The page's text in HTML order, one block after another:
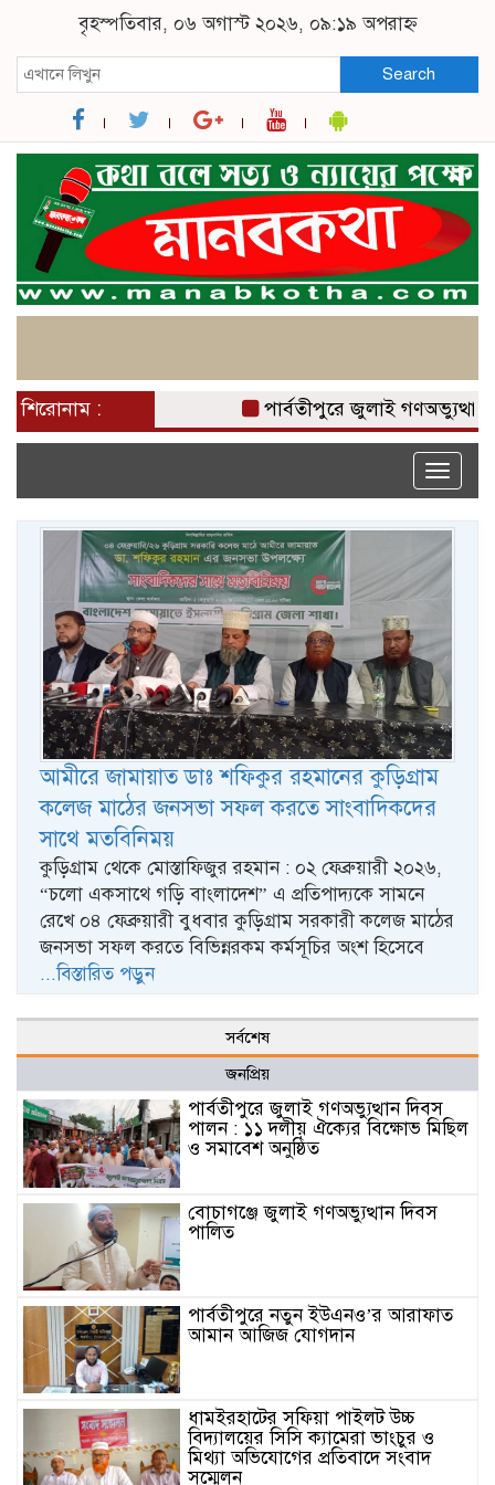
বৃহস্পতিবার, ০৬ অগাস্ট ২০২৬, ০৯:১৯ অপরাহ্ন
Search
শিরোনাম : পার্বতীপুরে জুলাই গণঅভ্যুত্থান
Toggle
আমীরে জামায়াত ডাঃ শফিকুর রহমানের কুড়িগ্রাম
কলেজ মাঠের জনসভা সফল করতে সাংবাদিকদের
সাথে মতবিনিময়
কুড়িগ্রাম থেকে মোস্তাফিজুর রহমান : ০২ ফেব্রুয়ারী ২০২৬,
“চলো একসাথে গড়ি বাংলাদেশ” এ প্রতিপাদ্যকে সামনে
রেখে ০৪ ফেব্রুয়ারী বুধবার কুড়িগ্রাম সরকারী কলেজ মাঠের
জনসভা সফল করতে বিভিন্নরকম কর্মসূচির অংশ হিসেবে
...বিস্তারিত পড়ুন
সর্বশেষ
জনপ্রিয়
পার্বতীপুরে জুলাই গণঅভ্যুত্থান দিবস
পালন : ১১ দলীয় ঐক্যের বিক্ষোভ মিছিল
ও সমাবেশ অনুষ্ঠিত
বোচাগঞ্জে জুলাই গণঅভ্যুত্থান দিবস
পালিত
পার্বতীপুরে নতুন ইউএনও’র আরাফাত
আমান আজিজ যোগদান
ধামইরহাটের সফিয়া পাইলট উচ্চ
বিদ্যালয়ের সিসি ক্যামেরা ভাংচুর ও
মিথ্যা অভিযোগের প্রতিবাদে সংবাদ
সম্মেলন